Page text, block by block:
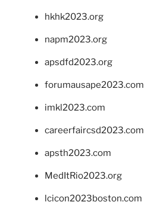
hkhk2023.org
napm2023.org
apsdfd2023.org
forumausape2023.com
imkl2023.com
careerfaircsd2023.com
apsth2023.com
MedItRio2023.org
lcicon2023boston.com